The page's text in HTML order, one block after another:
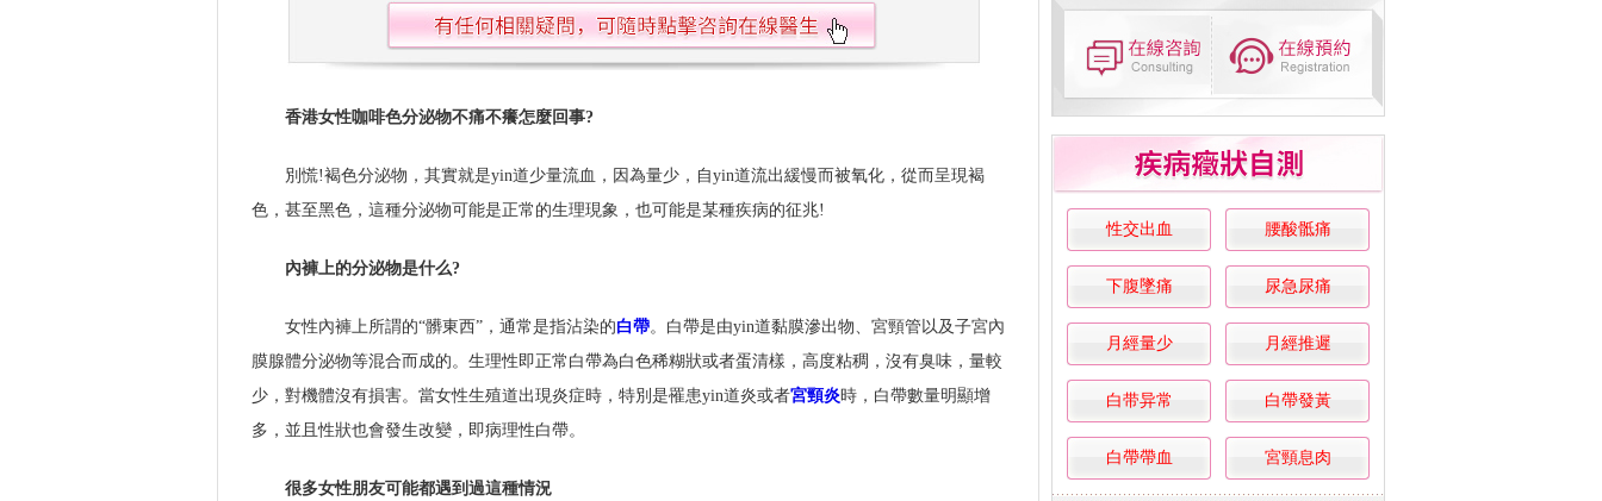
香港女性咖啡色分泌物不痛不癢怎麼回事?
別慌!褐色分泌物，其實就是yin道少量流血，因為量少，自yin道流出緩慢而被氧化，從而呈現褐
色，甚至黑色，這種分泌物可能是正常的生理現象，也可能是某種疾病的征兆!
內褲上的分泌物是什么?
女性內褲上所謂的“髒東西”，通常是指沾染的白帶。白帶是由yin道黏膜滲出物、宮頸管以及子宮內
膜腺體分泌物等混合而成的。生理性即正常白帶為白色稀糊狀或者蛋清樣，高度粘稠，沒有臭味，量較
少，對機體沒有損害。當女性生殖道出現炎症時，特別是罹患yin道炎或者宮頸炎時，白帶數量明顯增
多，並且性狀也會發生改變，即病理性白帶。
很多女性朋友可能都遇到過這種情況
性交出血 腰酸骶痛
下腹墜痛 尿急尿痛
月經量少 月經推遲
白带异常 白帶發黃
白帶帶血 宮頸息肉